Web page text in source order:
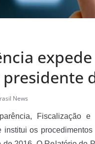
News
Fiscalização
institui os